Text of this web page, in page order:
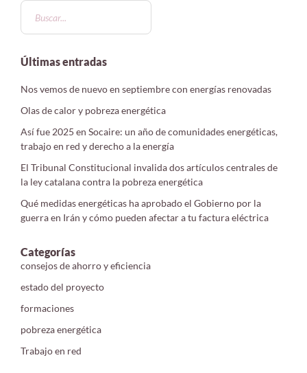
Últimas entradas
Nos vemos de nuevo en septiembre con energías renovadas
Olas de calor y pobreza energética
Así fue 2025 en Socaire: un año de comunidades energéticas,
trabajo en red y derecho a la energía
El Tribunal Constitucional invalida dos artículos centrales de
la ley catalana contra la pobreza energética
Qué medidas energéticas ha aprobado el Gobierno por la
guerra en Irán y cómo pueden afectar a tu factura eléctrica
Categorías
consejos de ahorro y eficiencia
estado del proyecto
formaciones
pobreza energética
Trabajo en red